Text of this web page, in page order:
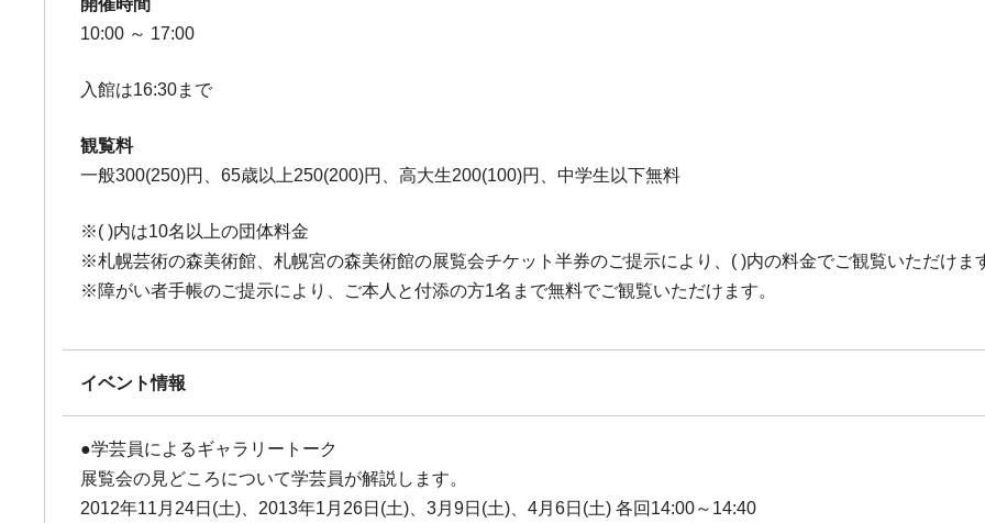
開催時間
10:00 ～ 17:00
入館は16:30まで
観覧料
一般300(250)円、65歳以上250(200)円、高大生200(100)円、中学生以下無料
※( )内は10名以上の団体料金
※札幌芸術の森美術館、札幌宮の森美術館の展覧会チケット半券のご提示により、( )内の料金でご観覧いただけま
※障がい者手帳のご提示により、ご本人と付添の方1名まで無料でご観覧いただけます。
イベント情報
●学芸員によるギャラリートーク
展覧会の見どころについて学芸員が解説します。
2012年11月24日(土)、2013年1月26日(土)、3月9日(土)、4月6日(土) 各回14:00～14:40